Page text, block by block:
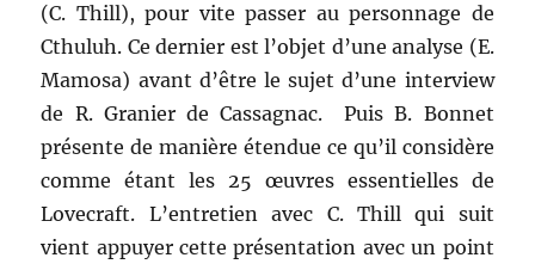
(C. Thill), pour vite passer au personnage de
Cthuluh. Ce dernier est l’objet d’une analyse (E.
Mamosa) avant d’être le sujet d’une interview
de R. Granier de Cassagnac. Puis B. Bonnet
présente de manière étendue ce qu’il considère
comme étant les 25 œuvres essentielles de
Lovecraft. L’entretien avec C. Thill qui suit
vient appuyer cette présentation avec un point